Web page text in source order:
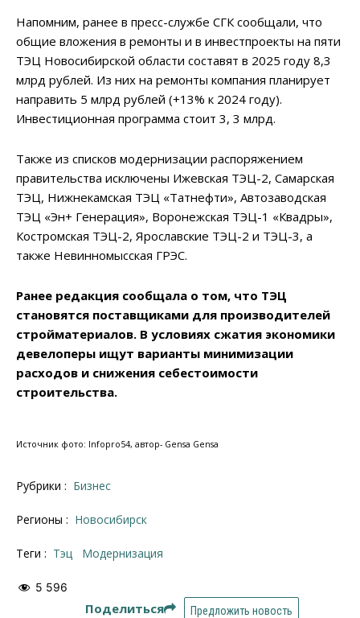
Напомним, ранее в пресс-службе СГК сообщали, что
общие вложения в ремонты и в инвестпроекты на пяти
ТЭЦ Новосибирской области составят в 2025 году 8,3
млрд рублей. Из них на ремонты компания планирует
направить 5 млрд рублей (+13% к 2024 году).
Инвестиционная программа стоит 3, 3 млрд.
Также из списков модернизации распоряжением
правительства исключены Ижевская ТЭЦ-2, Самарская
ТЭЦ, Нижнекамская ТЭЦ «Татнефти», Автозаводская
ТЭЦ «Эн+ Генерация», Воронежская ТЭЦ-1 «Квадры»,
Костромская ТЭЦ-2, Ярославские ТЭЦ-2 и ТЭЦ-3, а
также Невинномысская ГРЭС.
Ранее редакция сообщала о том, что ТЭЦ
становятся поставщиками для производителей
стройматериалов. В условиях сжатия экономики
девелоперы ищут варианты минимизации
расходов и снижения себестоимости
строительства.
Источник фото: Infopro54, автор- Gensa Gensa
Рубрики : Бизнес
Регионы : Новосибирск
Теги : тэц модернизация
5 596
Поделиться Предложить новость